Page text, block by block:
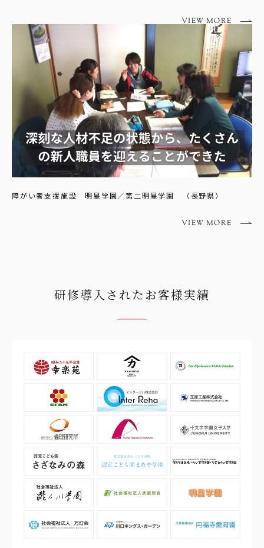
VIEW MORE
障がい者支援施設 明星学園／第二明星学園 （長野県）
VIEW MORE
研修導入されたお客様実績